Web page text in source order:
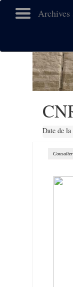
Archives
Date de